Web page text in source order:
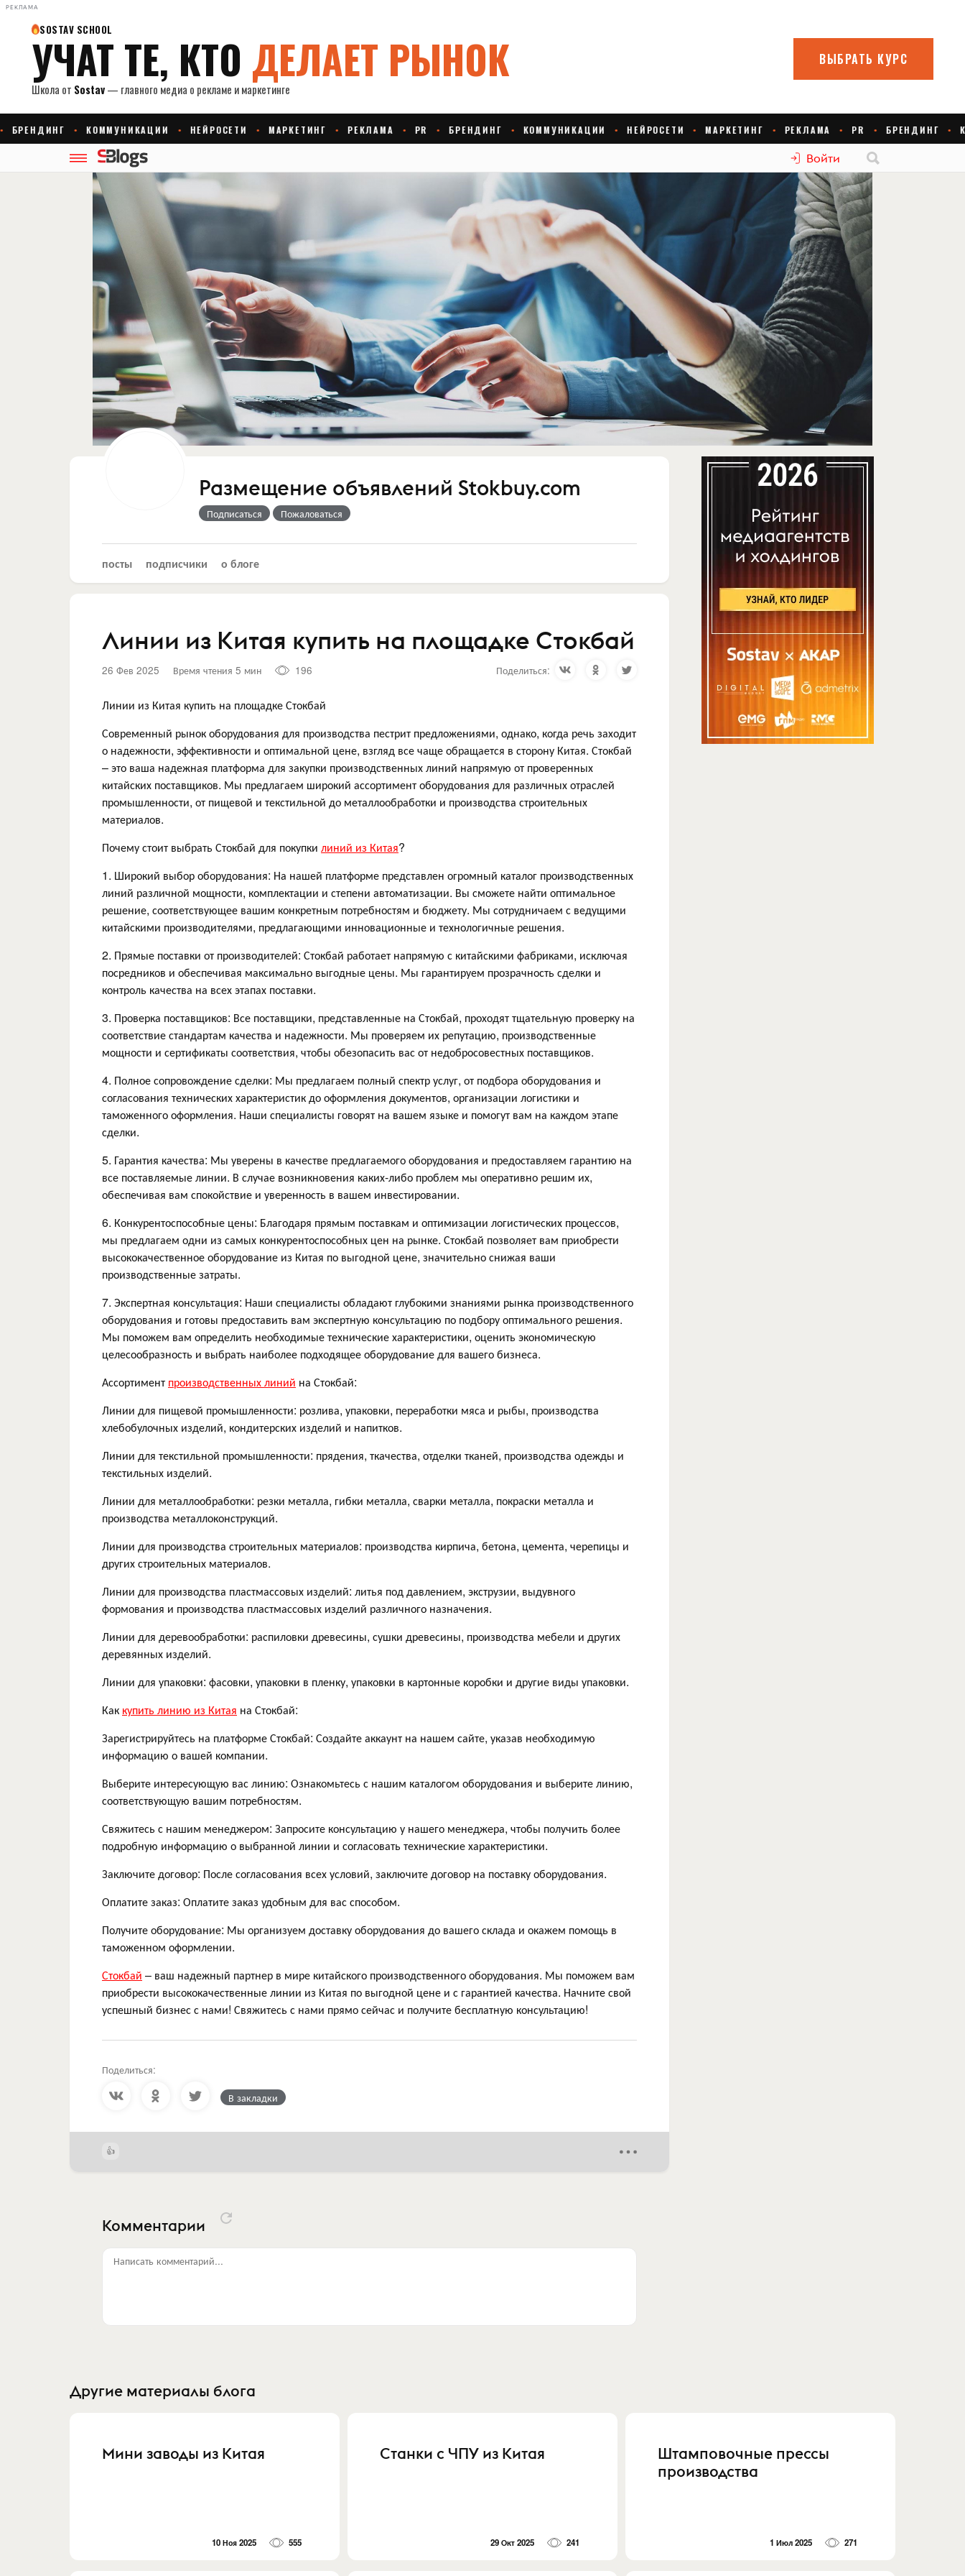
РЕКЛАМА
Войти
Размещение объявлений Stokbuy.com
Подписаться Пожаловаться
посты подписчики о блоге
Линии из Китая купить на площадке Стокбай
26 Фев 2025 Время чтения 5 мин 196 Поделиться:
Линии из Китая купить на площадке Стокбай
Современный рынок оборудования для производства пестрит предложениями, однако, когда речь заходит
о надежности, эффективности и оптимальной цене, взгляд все чаще обращается в сторону Китая. Стокбай
– это ваша надежная платформа для закупки производственных линий напрямую от проверенных
китайских поставщиков. Мы предлагаем широкий ассортимент оборудования для различных отраслей
промышленности, от пищевой и текстильной до металлообработки и производства строительных
материалов.
Почему стоит выбрать Стокбай для покупки линий из Китая?
1. Широкий выбор оборудования: На нашей платформе представлен огромный каталог производственных
линий различной мощности, комплектации и степени автоматизации. Вы сможете найти оптимальное
решение, соответствующее вашим конкретным потребностям и бюджету. Мы сотрудничаем с ведущими
китайскими производителями, предлагающими инновационные и технологичные решения.
2. Прямые поставки от производителей: Стокбай работает напрямую с китайскими фабриками, исключая
посредников и обеспечивая максимально выгодные цены. Мы гарантируем прозрачность сделки и
контроль качества на всех этапах поставки.
3. Проверка поставщиков: Все поставщики, представленные на Стокбай, проходят тщательную проверку на
соответствие стандартам качества и надежности. Мы проверяем их репутацию, производственные
мощности и сертификаты соответствия, чтобы обезопасить вас от недобросовестных поставщиков.
4. Полное сопровождение сделки: Мы предлагаем полный спектр услуг, от подбора оборудования и
согласования технических характеристик до оформления документов, организации логистики и
таможенного оформления. Наши специалисты говорят на вашем языке и помогут вам на каждом этапе
сделки.
5. Гарантия качества: Мы уверены в качестве предлагаемого оборудования и предоставляем гарантию на
все поставляемые линии. В случае возникновения каких-либо проблем мы оперативно решим их,
обеспечивая вам спокойствие и уверенность в вашем инвестировании.
6. Конкурентоспособные цены: Благодаря прямым поставкам и оптимизации логистических процессов,
мы предлагаем одни из самых конкурентоспособных цен на рынке. Стокбай позволяет вам приобрести
высококачественное оборудование из Китая по выгодной цене, значительно снижая ваши
производственные затраты.
7. Экспертная консультация: Наши специалисты обладают глубокими знаниями рынка производственного
оборудования и готовы предоставить вам экспертную консультацию по подбору оптимального решения.
Мы поможем вам определить необходимые технические характеристики, оценить экономическую
целесообразность и выбрать наиболее подходящее оборудование для вашего бизнеса.
Ассортимент производственных линий на Стокбай:
Линии для пищевой промышленности: розлива, упаковки, переработки мяса и рыбы, производства
хлебобулочных изделий, кондитерских изделий и напитков.
Линии для текстильной промышленности: прядения, ткачества, отделки тканей, производства одежды и
текстильных изделий.
Линии для металлообработки: резки металла, гибки металла, сварки металла, покраски металла и
производства металлоконструкций.
Линии для производства строительных материалов: производства кирпича, бетона, цемента, черепицы и
других строительных материалов.
Линии для производства пластмассовых изделий: литья под давлением, экструзии, выдувного
формования и производства пластмассовых изделий различного назначения.
Линии для деревообработки: распиловки древесины, сушки древесины, производства мебели и других
деревянных изделий.
Линии для упаковки: фасовки, упаковки в пленку, упаковки в картонные коробки и другие виды упаковки.
Как купить линию из Китая на Стокбай:
Зарегистрируйтесь на платформе Стокбай: Создайте аккаунт на нашем сайте, указав необходимую
информацию о вашей компании.
Выберите интересующую вас линию: Ознакомьтесь с нашим каталогом оборудования и выберите линию,
соответствующую вашим потребностям.
Свяжитесь с нашим менеджером: Запросите консультацию у нашего менеджера, чтобы получить более
подробную информацию о выбранной линии и согласовать технические характеристики.
Заключите договор: После согласования всех условий, заключите договор на поставку оборудования.
Оплатите заказ: Оплатите заказ удобным для вас способом.
Получите оборудование: Мы организуем доставку оборудования до вашего склада и окажем помощь в
таможенном оформлении.
Стокбай – ваш надежный партнер в мире китайского производственного оборудования. Мы поможем вам
приобрести высококачественные линии из Китая по выгодной цене и с гарантией качества. Начните свой
успешный бизнес с нами! Свяжитесь с нами прямо сейчас и получите бесплатную консультацию!
Поделиться:
В закладки
Комментарии
Написать комментарий...
Другие материалы блога
Мини заводы из Китая
10 Ноя 2025 555
Станки с ЧПУ из Китая
29 Окт 2025 241
Штамповочные прессы
производства
1 Июл 2025 271